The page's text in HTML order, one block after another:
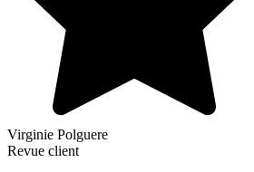
Virginie Polguere
Revue client